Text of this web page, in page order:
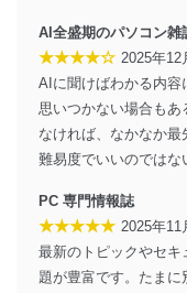
外部からの不正
個人データ
システムを
個人データ
ソフトウェ
により、こ
メール等に
送信する場
設定してい
個人情報保護マネ
AI全盛期のパソコン雑
★★★★☆ 2025年12
AIに聞けばわかる内容
思いつかない場合も
なければ、なかなか
難易度でいいのではな
PC 専門情報誌
★★★★★ 2025年11
最新のトピックやセ
題が豊富です。たまに